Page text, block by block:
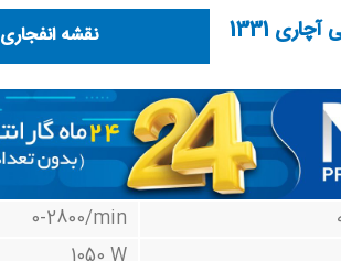
نقشه انفجاری
0-2800/min